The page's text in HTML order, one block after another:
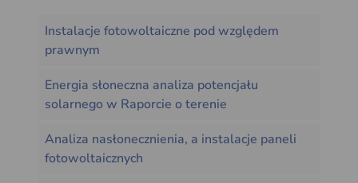
Instalacje fotowoltaiczne pod względem
prawnym
Energia słoneczna analiza potencjału
solarnego w Raporcie o terenie
Analiza nasłonecznienia, a instalacje paneli
fotowoltaicznych